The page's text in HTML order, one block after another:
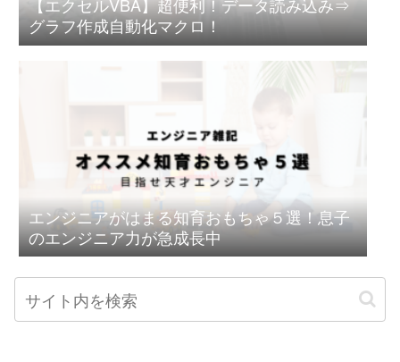
【エクセルVBA】超便利！データ読み込み⇒
グラフ作成自動化マクロ！
エンジニアがはまる知育おもちゃ５選！息子
のエンジニア力が急成長中